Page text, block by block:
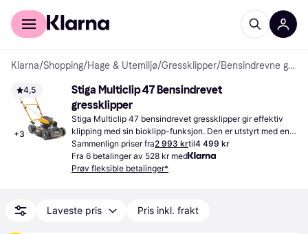
For kunder
Klarna/Shopping/Hage & Utemiljø/Gressklipper/ Bensindrevne gressklippere
4,5
+3
Stiga Multiclip 47 Bensindrevet
gressklipper
Stiga Multiclip 47 bensindrevet gressklipper gir effektiv
klipping med sin bioklipp-funksjon. Den er utstyrt med en
motor og 45 cm klippebredde for raskt arbeid.
Sammenlign priser fra2 993 krtil4 499 kr
Fra 6 betalinger av 528 kr med
Prøv fleksible betalinger*
Laveste pris Pris inkl. frakt